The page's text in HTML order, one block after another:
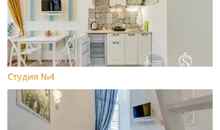
Студия №4